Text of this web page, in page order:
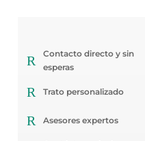
R
Contacto directo y sin
esperas
R Trato personalizado
R Asesores expertos